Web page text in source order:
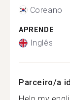
Coreano
APRENDE
Inglês
Parceiro/a